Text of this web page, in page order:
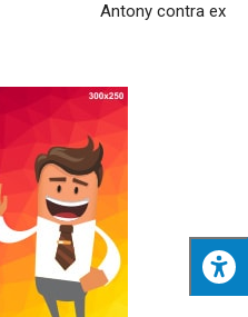
Antony contra ex